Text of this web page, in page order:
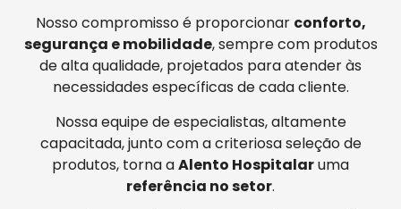
Nosso compromisso é proporcionar conforto,
segurança e mobilidade, sempre com produtos
de alta qualidade, projetados para atender às
necessidades específicas de cada cliente.
Nossa equipe de especialistas, altamente
capacitada, junto com a criteriosa seleção de
produtos, torna aAlento Hospitalaruma
referência no setor.